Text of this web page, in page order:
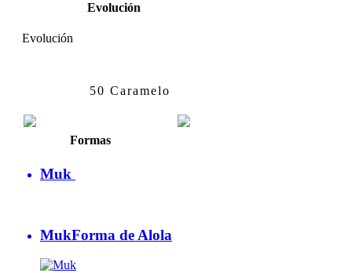
Evolución
Evolución
50 Caramelo
Formas
Muk
MukForma de Alola